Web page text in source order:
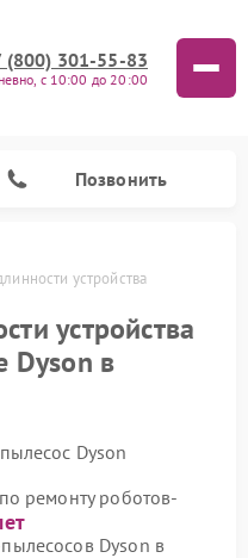
(800) 301-55-83
с 10:00 до 20:00
Позвонить
устройства
устройства
Dyson в
Dyson
ремонту роботов-
Dyson в